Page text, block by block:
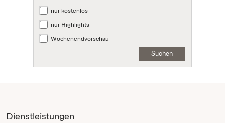
nur kostenlos
nur Highlights
Wochenendvorschau
Suchen
Dienstleistungen